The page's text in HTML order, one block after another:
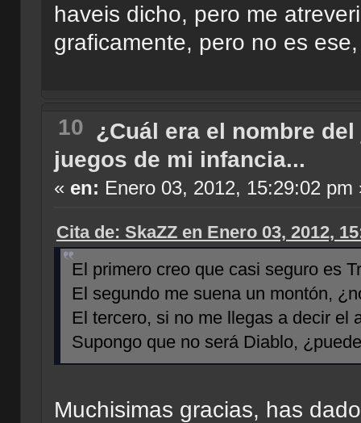
haveis dicho, pero me
graficamente, pero no es
10 ¿Cuál era el nombre
juegos de mi infancia...
« en: Enero 03, 2012, 15:29:02 pm
Cita de: SkaZZ en Enero 03, 2012,
El primero creo que casi seguro es
El segundo me suena un montón,
El tercero, si no me llegas a decir el
Supongo que no será Diablo,
Muchisimas gracias, has